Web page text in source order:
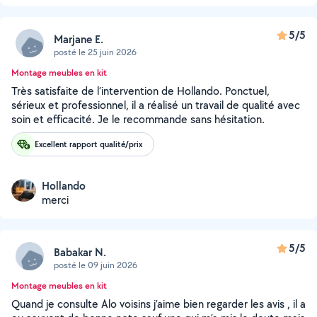
Marjane E.
posté le 25 juin 2026
5/5
Montage meubles en kit
Très satisfaite de l’intervention de Hollando. Ponctuel,
sérieux et professionnel, il a réalisé un travail de qualité avec
soin et efficacité. Je le recommande sans hésitation.
Excellent rapport qualité/prix
Hollando
merci
Babakar N.
posté le 09 juin 2026
5/5
Montage meubles en kit
Quand je consulte Alo voisins j’aime bien regarder les avis , il a